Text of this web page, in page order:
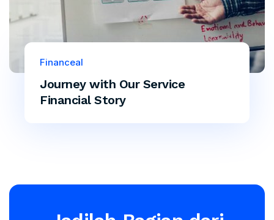
Journey with Our Service
Financial Story
Financeal